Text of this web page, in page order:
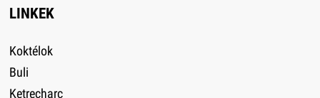
LINKEK
Koktélok
Buli
Ketrecharc